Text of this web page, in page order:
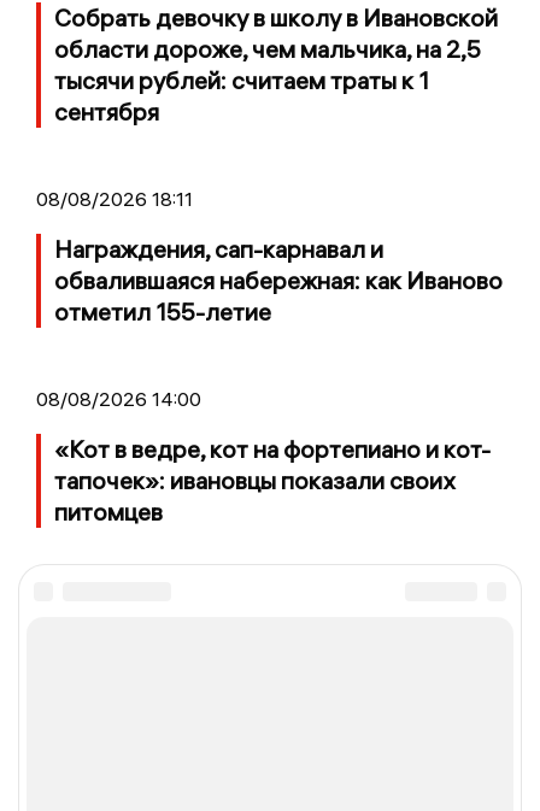
Собрать девочку в школу в Ивановской
области дороже, чем мальчика, на 2,5
тысячи рублей: считаем траты к 1
сентября
08/08/2026 18:11
Награждения, сап-карнавал и
обвалившаяся набережная: как Иваново
отметил 155-летие
08/08/2026 14:00
«Кот в ведре, кот на фортепиано и кот-
тапочек»: ивановцы показали своих
питомцев